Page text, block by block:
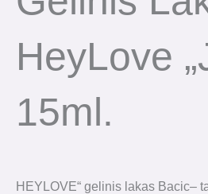
HeyLove
15ml.
HEYLOVE“ gelinis lakas Bacic–